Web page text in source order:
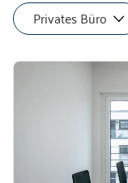
Privates Büro